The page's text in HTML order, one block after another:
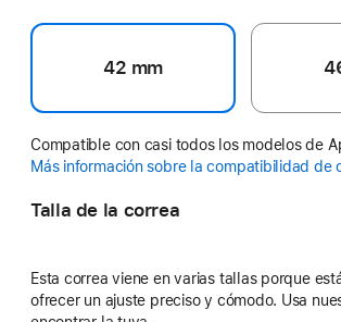
42 mm
Compatible con casi todos los modelos de
Más información sobre la compatibilidad de
Talla de la correa
Esta correa viene en varias tallas porque
ofrecer un ajuste preciso y cómodo. Usa